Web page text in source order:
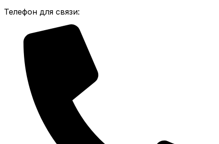
Телефон для связи: